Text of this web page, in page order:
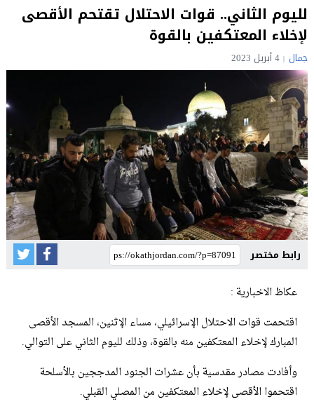
لليوم الثاني.. قوات الاحتلال تقتحم الأقصى
لإخلاء المعتكفين بالقوة
جمال 4 أبريل 2023
رابط مختصر
عكاظ الاخبارية :
اقتحمت قوات الاحتلال الإسرائيلي، مساء الإثنين، المسجد الأقصى
المبارك لإخلاء المعتكفين منه بالقوة، وذلك لليوم الثاني على التوالي.
وأفادت مصادر مقدسية بأن عشرات الجنود المدججين بالأسلحة
اقتحموا الأقصى لإخلاء المعتكفين من المصلي القبلي.